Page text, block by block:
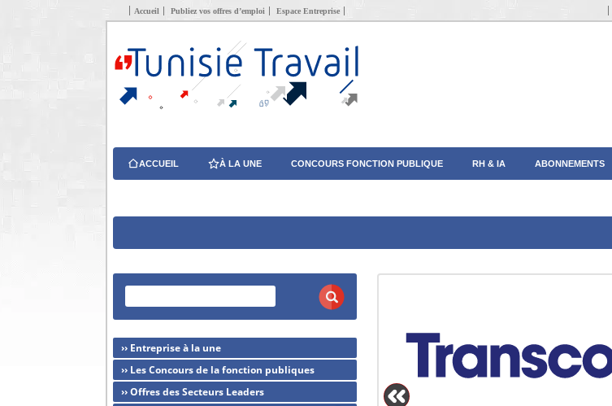
Accueil Publiez vos offres d’emploi Espace Entreprise
ACCUEIL À LA UNE CONCOURS FONCTION PUBLIQUE RH & IA ABONNEMENTS
›› Entreprise à la une
›› Les Concours de la fonction publiques
›› Offres des Secteurs Leaders